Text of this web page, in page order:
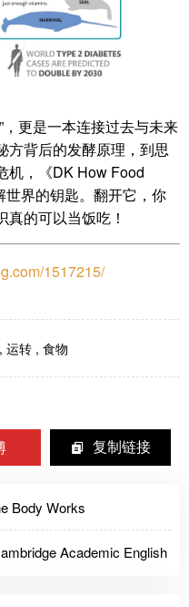
更是一本连接过去与未来
方背后的发酵原理，到思
机，《DK How Food
界的钥匙。翻开它，你
的可以当饭吃！
1517215/
, 运转 , 食物
复制链接
Body Works
Academic English